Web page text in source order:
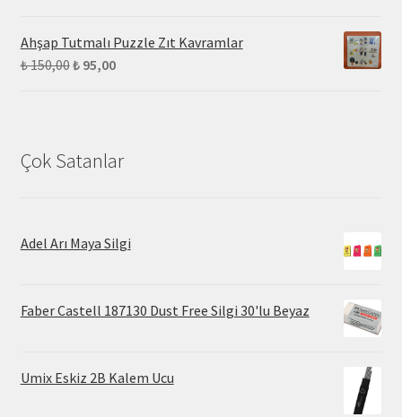
Ahşap Tutmalı Puzzle Zıt Kavramlar
₺150,00₺95,00
Çok Satanlar
Adel Arı Maya Silgi
Faber Castell 187130 Dust Free Silgi 30'lu Beyaz
Umix Eskiz 2B Kalem Ucu